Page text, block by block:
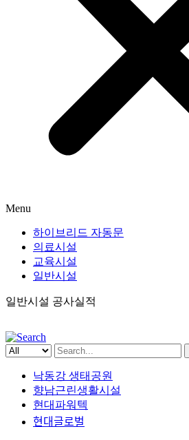
Menu
하이브리드 자동문
의료시설
교육시설
일반시설
일반시설 공사실적
낙동강 생태공원
향남근린생활시설
현대파워텍
현대글로벌